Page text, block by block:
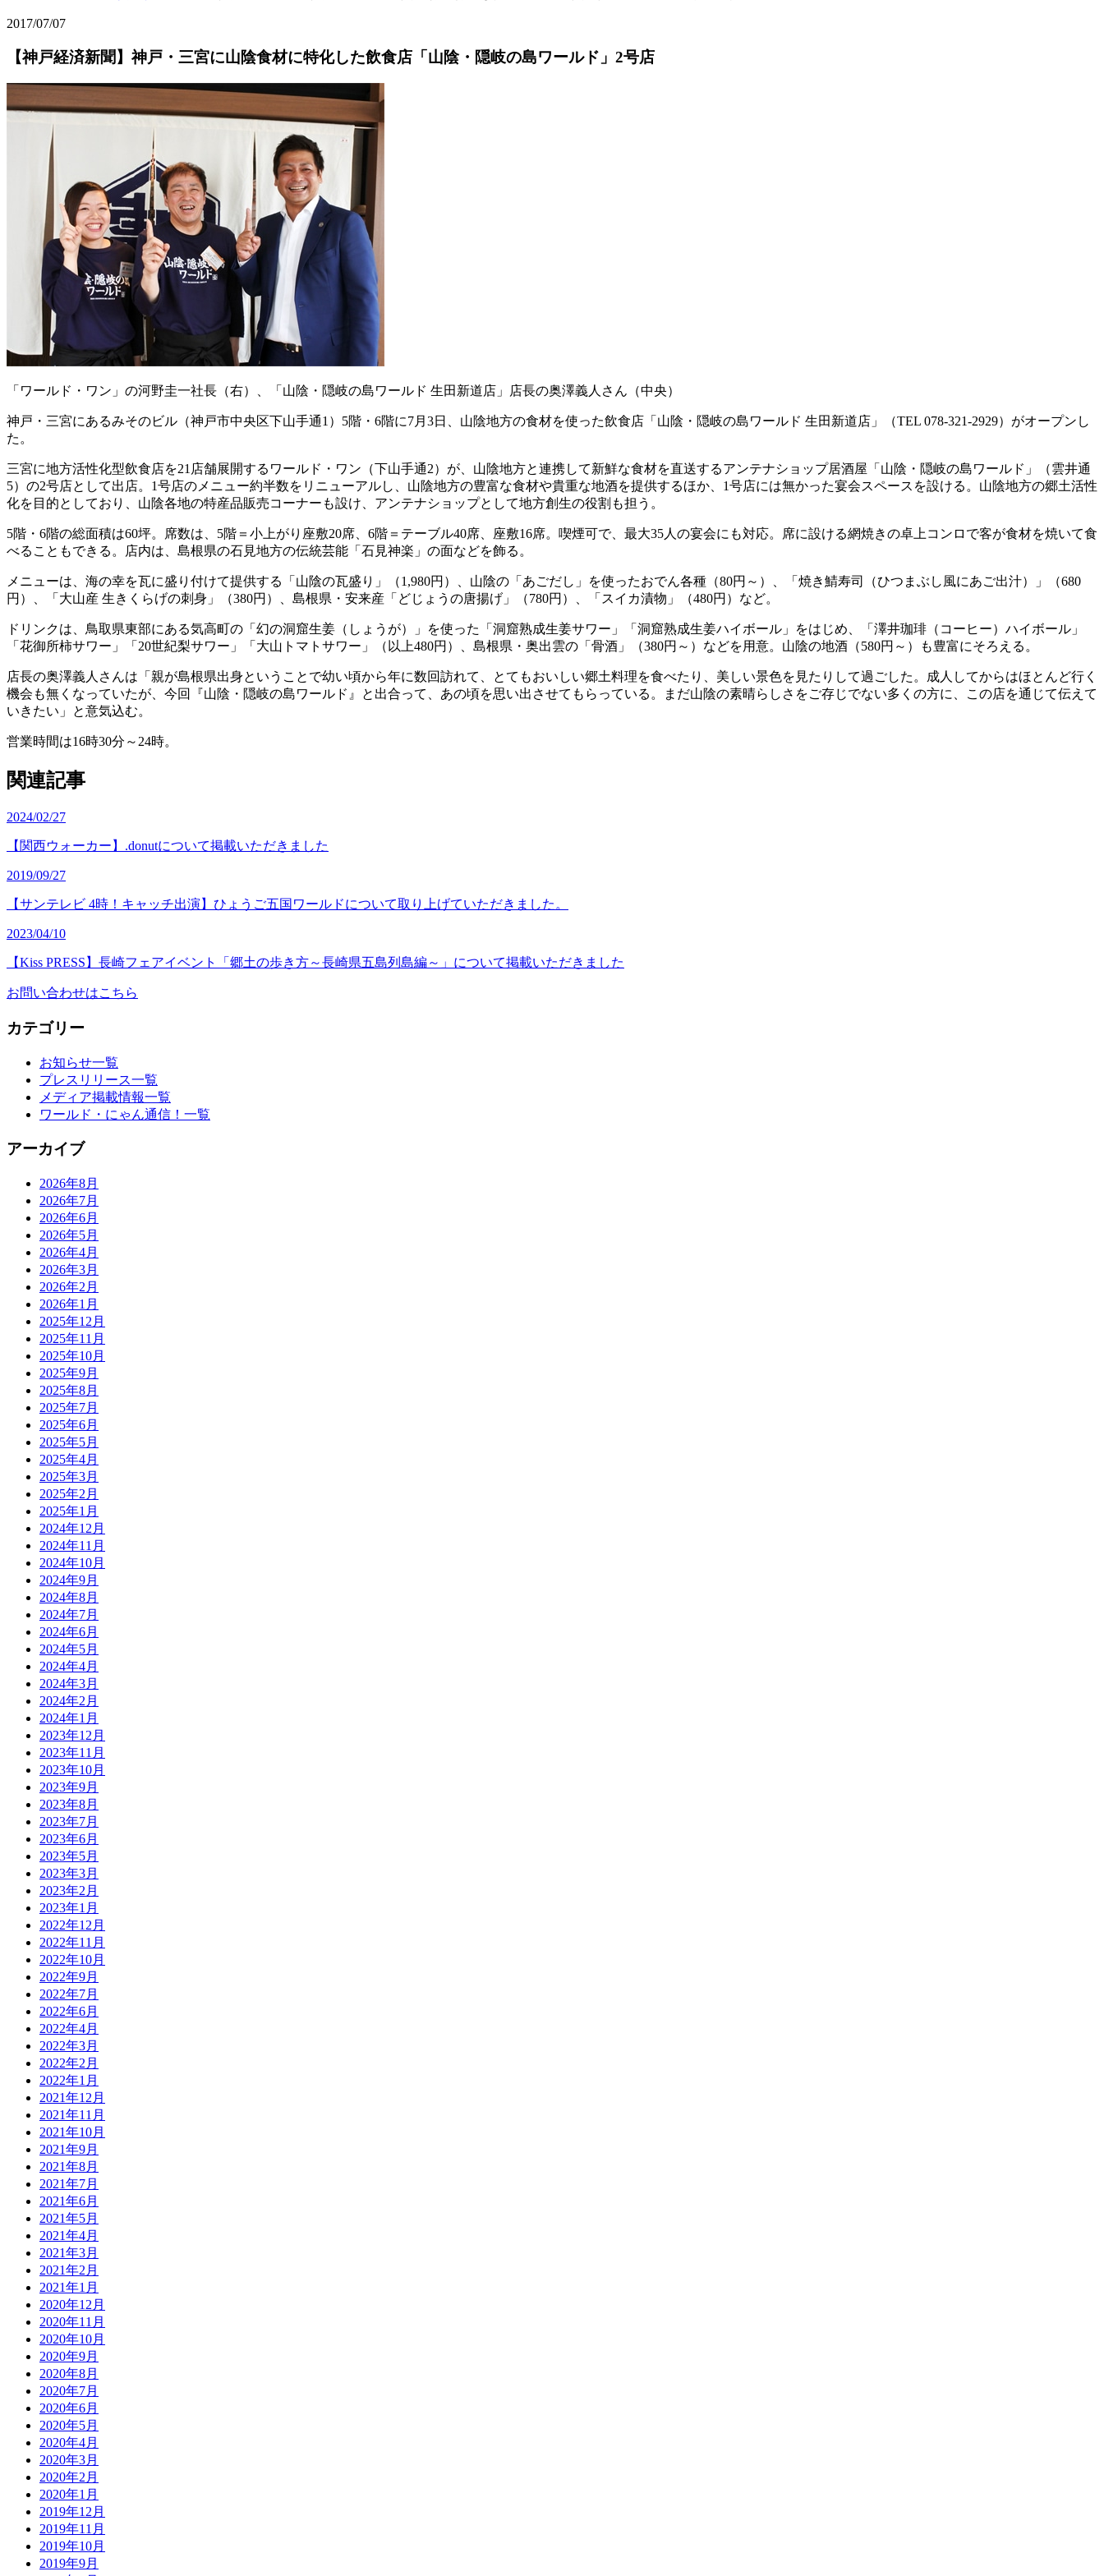
2017/07/07
【神戸経済新聞】神戸・三宮に山陰食材に特化した飲食店「山陰・隠岐の島ワールド」2号店
「ワールド・ワン」の河野圭一社長（右）、「山陰・隠岐の島ワールド 生田新道店」店長の奥澤義人さん（中央）
神戸・三宮にあるみそのビル（神戸市中央区下山手通1）5階・6階に7月3日、山陰地方の食材を使った飲食店「山陰・隠岐の島ワールド 生田新道店」（TEL 078-321-2929）がオープンし
た。
三宮に地方活性化型飲食店を21店舗展開するワールド・ワン（下山手通2）が、山陰地方と連携して新鮮な食材を直送するアンテナショップ居酒屋「山陰・隠岐の島ワールド」（雲井通
5）の2号店として出店。1号店のメニュー約半数をリニューアルし、山陰地方の豊富な食材や貴重な地酒を提供するほか、1号店には無かった宴会スペースを設ける。山陰地方の郷土活性
化を目的としており、山陰各地の特産品販売コーナーも設け、アンテナショップとして地方創生の役割も担う。
5階・6階の総面積は60坪。席数は、5階＝小上がり座敷20席、6階＝テーブル40席、座敷16席。喫煙可で、最大35人の宴会にも対応。席に設ける網焼きの卓上コンロで客が食材を焼いて食
べることもできる。店内は、島根県の石見地方の伝統芸能「石見神楽」の面などを飾る。
メニューは、海の幸を瓦に盛り付けて提供する「山陰の瓦盛り」（1,980円）、山陰の「あごだし」を使ったおでん各種（80円～）、「焼き鯖寿司（ひつまぶし風にあご出汁）」（680
円）、「大山産 生きくらげの刺身」（380円）、島根県・安来産「どじょうの唐揚げ」（780円）、「スイカ漬物」（480円）など。
ドリンクは、鳥取県東部にある気高町の「幻の洞窟生姜（しょうが）」を使った「洞窟熟成生姜サワー」「洞窟熟成生姜ハイボール」をはじめ、「澤井珈琲（コーヒー）ハイボール」
「花御所柿サワー」「20世紀梨サワー」「大山トマトサワー」（以上480円）、島根県・奥出雲の「骨酒」（380円～）などを用意。山陰の地酒（580円～）も豊富にそろえる。
店長の奥澤義人さんは「親が島根県出身ということで幼い頃から年に数回訪れて、とてもおいしい郷土料理を食べたり、美しい景色を見たりして過ごした。成人してからはほとんど行く
機会も無くなっていたが、今回『山陰・隠岐の島ワールド』と出合って、あの頃を思い出させてもらっている。まだ山陰の素晴らしさをご存じでない多くの方に、この店を通じて伝えて
いきたい」と意気込む。
営業時間は16時30分～24時。
関連記事
2024/02/27
【関西ウォーカー】.donutについて掲載いただきました
2019/09/27
【サンテレビ 4時！キャッチ出演】ひょうご五国ワールドについて取り上げていただきました。
2023/04/10
【Kiss PRESS】長崎フェアイベント「郷土の歩き方～長崎県五島列島編～」について掲載いただきました
お問い合わせはこちら
カテゴリー
お知らせ一覧
プレスリリース一覧
メディア掲載情報一覧
ワールド・にゃん通信！一覧
アーカイブ
2026年8月
2026年7月
2026年6月
2026年5月
2026年4月
2026年3月
2026年2月
2026年1月
2025年12月
2025年11月
2025年10月
2025年9月
2025年8月
2025年7月
2025年6月
2025年5月
2025年4月
2025年3月
2025年2月
2025年1月
2024年12月
2024年11月
2024年10月
2024年9月
2024年8月
2024年7月
2024年6月
2024年5月
2024年4月
2024年3月
2024年2月
2024年1月
2023年12月
2023年11月
2023年10月
2023年9月
2023年8月
2023年7月
2023年6月
2023年5月
2023年3月
2023年2月
2023年1月
2022年12月
2022年11月
2022年10月
2022年9月
2022年7月
2022年6月
2022年4月
2022年3月
2022年2月
2022年1月
2021年12月
2021年11月
2021年10月
2021年9月
2021年8月
2021年7月
2021年6月
2021年5月
2021年4月
2021年3月
2021年2月
2021年1月
2020年12月
2020年11月
2020年10月
2020年9月
2020年8月
2020年7月
2020年6月
2020年5月
2020年4月
2020年3月
2020年2月
2020年1月
2019年12月
2019年11月
2019年10月
2019年9月